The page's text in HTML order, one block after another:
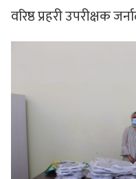
वरिष्ठ प्रहरी उपरीक्षक